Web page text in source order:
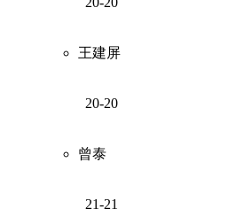
王建屏
20-20
曾泰
21-21